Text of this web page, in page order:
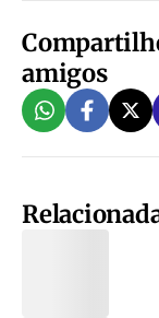
amigos